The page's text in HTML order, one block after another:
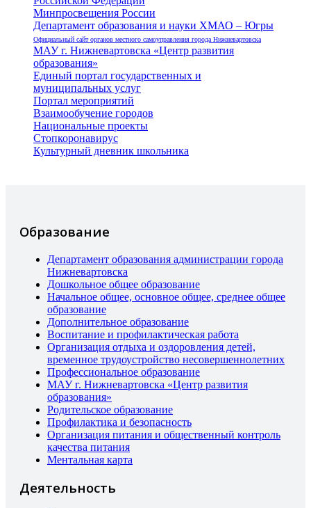
Минпросвещения России
Департамент образования и науки ХМАО – Югры
Официальный сайт органов местного самоуправления города Нижневартовска
МАУ г. Нижневартовска «Центр развития
образования»
Единый портал государственных и
муниципальных услуг
Портал мероприятий
Взаимообучение городов
Национальные проекты
Стопкоронавирус
Культурный дневник школьника
Образование
Департамент образования администрации города
Нижневартовска
Дошкольное общее образование
Начальное общее, основное общее, среднее общее
образование
Дополнительное образование
Воспитание и профилактическая работа
Организация отдыха и оздоровления детей,
временное трудоустройство несовершеннолетних
Профессиональное образование
МАУ г. Нижневартовска «Центр развития
образования»
Родительское образование
Профилактика и безопасность
Организация питания и общественный контроль
качества питания
Ментальная карта
Деятельность